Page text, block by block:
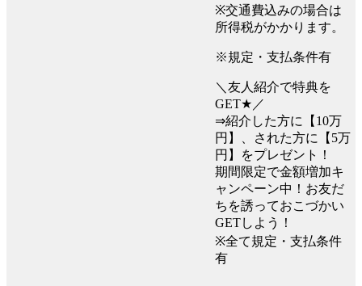
※交通費込みの場合は
所得税がかかります。
※規定・支払条件有
＼友人紹介で特典を
GET★／
⇒紹介した方に【10万
円】、された方に【5万
円】をプレゼント！
期間限定で金額増加キ
ャンペーン中！お友だ
ちを誘っておこづかい
GETしよう！
※全て規定・支払条件
有